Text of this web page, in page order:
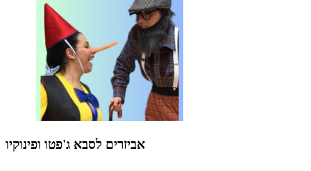
אביזרים לסבא ג'פטו ופינוקיו